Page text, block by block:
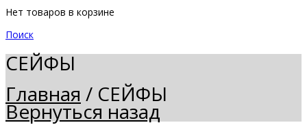
Нет товаров в корзине
Поиск
СЕЙФЫ
Главная / СЕЙФЫ
Вернуться назад